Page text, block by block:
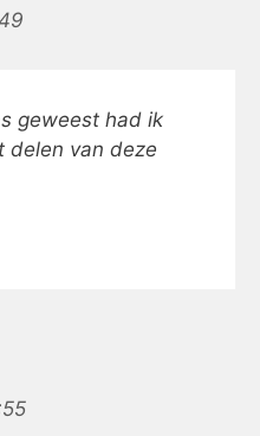
geweest had ik
delen van deze